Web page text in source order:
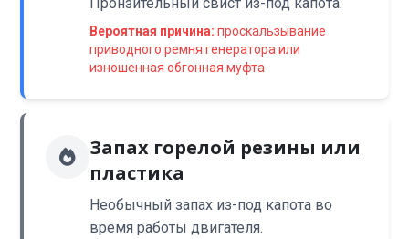
Вероятная причина: проскальзывание
приводного ремня генератора или
изношенная обгонная муфта
Запах горелой резины или
пластика
Необычный запах из-под капота во
время работы двигателя.